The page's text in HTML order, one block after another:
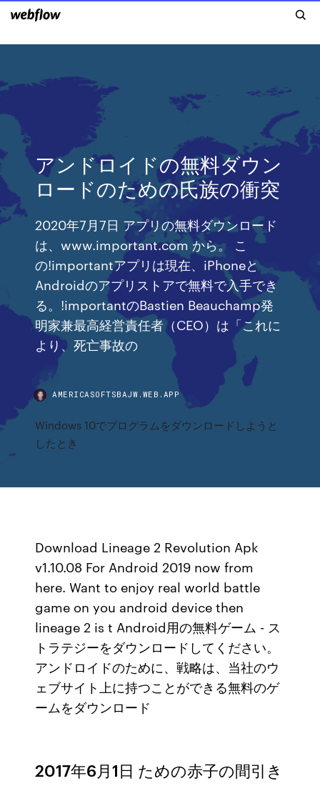
アンドロイドの無料ダウン
ロードのための氏族の衝突
2020年7月7日 アプリの無料ダウンロード
は、www.important.com から。 こ
の!importantアプリは現在、iPhoneと
Androidのアプリストアで無料で入手でき
る。!importantのBastien Beauchamp発
明家兼最高経営責任者（CEO）は「これに
より、死亡事故の
AMERICASOFTSBAJW.WEB.APP
Windows 10でプログラムをダウンロードしようと
したとき
Download Lineage 2 Revolution Apk
v1.10.08 For Android 2019 now from
here. Want to enjoy real world battle
game on you android device then
lineage 2 is t Android用の無料ゲーム - ス
トラテジーをダウンロードしてください。
アンドロイドのために、戦略は、当社のウ
ェブサイト上に持つことができる無料のゲ
ームをダウンロード
2017年6月1日 ための赤子の間引き